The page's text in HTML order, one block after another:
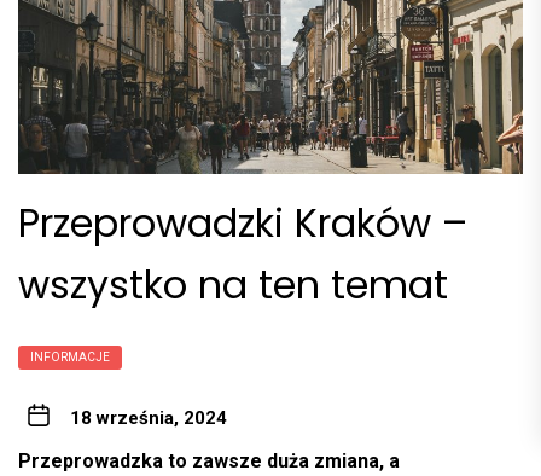
Przeprowadzki Kraków –
wszystko na ten temat
INFORMACJE
18 września, 2024
Przeprowadzka to zawsze duża zmiana, a